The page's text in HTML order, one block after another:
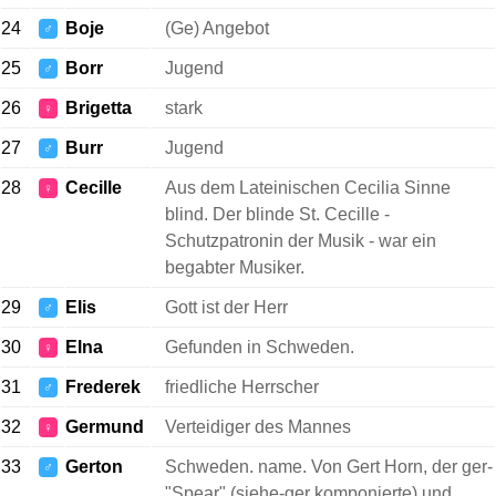
24 ♂ Boje (Ge) Angebot
25 ♂ Borr Jugend
26 ♀ Brigetta stark
27 ♂ Burr Jugend
28 ♀ Cecille
Aus dem Lateinischen Cecilia Sinne
blind. Der blinde St. Cecille -
Schutzpatronin der Musik - war ein
begabter Musiker.
29 ♂ Elis Gott ist der Herr
30 ♀ Elna Gefunden in Schweden.
31 ♂ Frederek friedliche Herrscher
32 ♀ Germund Verteidiger des Mannes
33 ♂ Gerton
Schweden. name. Von Gert Horn, der ger-